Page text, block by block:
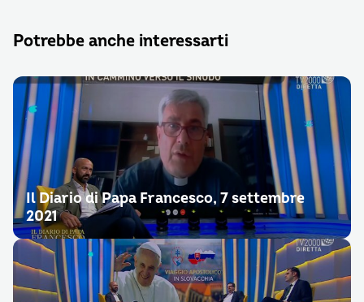
Potrebbe anche interessarti
Il Diario di Papa Francesco, 7 settembre
2021